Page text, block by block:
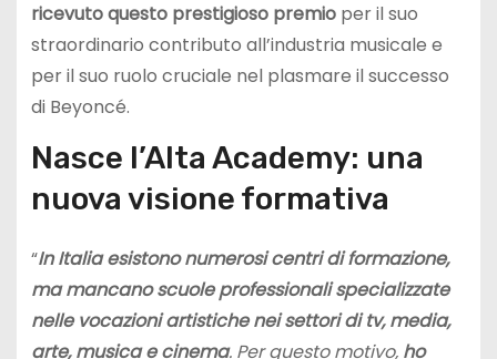
ricevuto questo prestigioso premioper il suo
straordinario contributo all’industria musicale e
per il suo ruolo cruciale nel plasmare il successo
di Beyoncé.
Nasce l’Alta Academy: una
nuova visione formativa
“In Italia esistono numerosi centri di formazione,
ma mancano scuole professionali specializzate
nelle vocazioni artistiche nei settori di tv, media,
arte, musica e cinema. Per questo motivo, ho